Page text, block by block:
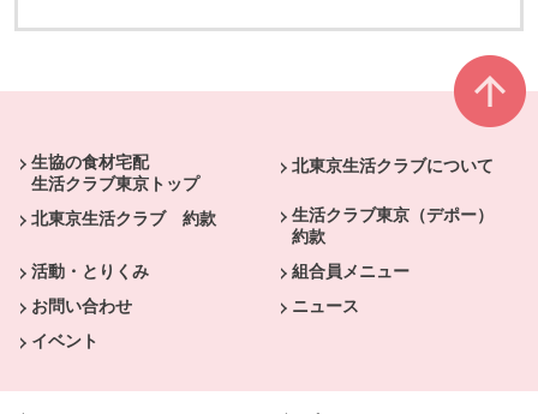
生協の食材宅配
生活クラブ東京トップ
北東京生活クラブについて
北東京生活クラブ 約款
生活クラブ東京（デポー）
約款
活動・とりくみ
組合員メニュー
お問い合わせ
ニュース
イベント